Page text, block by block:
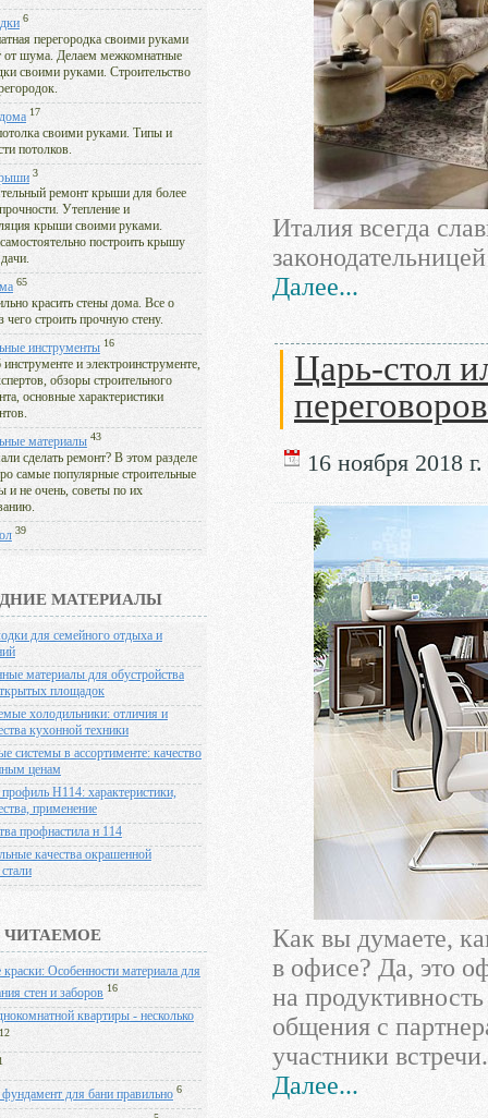
6
перегородка своими руками
от шума. Делаем межкомнатные
своими руками. Строительство
17
своими руками. Типы и
потолков.
3
ремонт крыши для более
Утепление и
крыши своими руками.
построить крышу
65
красить стены дома. Все о
чего строить прочную стену.
инструменты 16
инструменте и электроинструменте,
обзоры строительного
основные характеристики
материалы 43
сделать ремонт? В этом разделе
самые популярные строительные
и не очень, советы по их
39
МАТЕРИАЛЫ
для семейного отдыха и
материалы для обустройства
площадок
холодильники: отличия и
кухонной техники
системы в ассортименте: качество
ценам
Н114: характеристики,
применение
профнастила н 114
качества окрашенной
ЧИТАЕМОЕ
Особенности материала для
стен и заборов 16
квартиры - несколько
12
для бани правильно 6
Италия всегда
Далее...
Царь-стол
переговоров
16 ноября 2018 г.
Как вы думаете,
в офисе? Да, это
на
общения с
участники встречи.
Далее...